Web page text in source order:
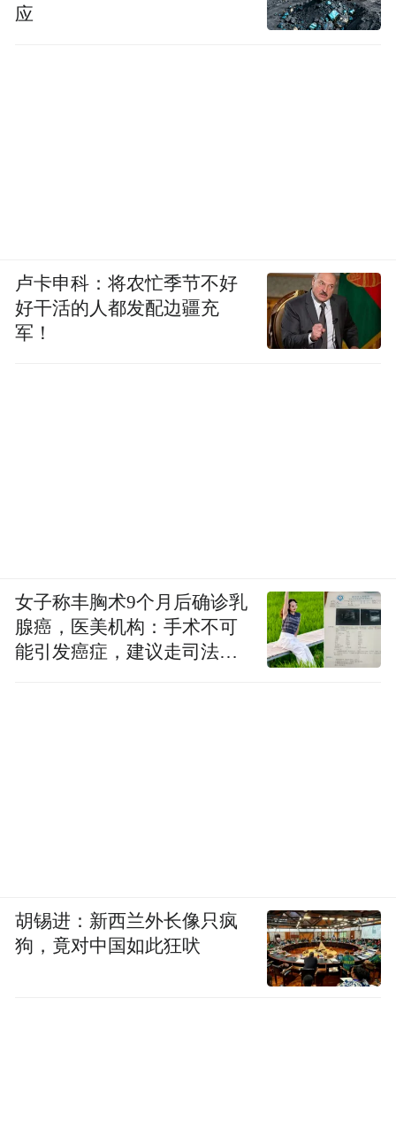
应
卢卡申科：将农忙季节不好
好干活的人都发配边疆充
军！
女子称丰胸术9个月后确诊乳
腺癌，医美机构：手术不可
能引发癌症，建议走司法途
胡锡进：新西兰外长像只疯
狗，竟对中国如此狂吠